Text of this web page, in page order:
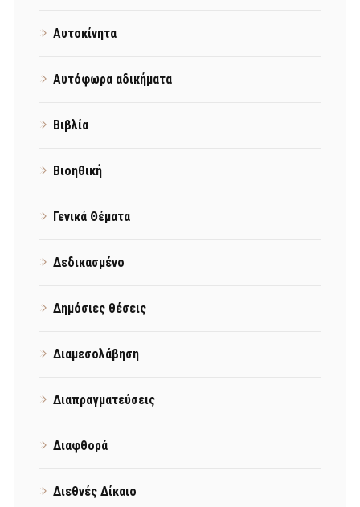
Αυτοκίνητα
Αυτόφωρα αδικήματα
Βιβλία
Βιοηθική
Γενικά Θέματα
Δεδικασμένο
Δημόσιες θέσεις
Διαμεσολάβηση
Διαπραγματεύσεις
Διαφθορά
Διεθνές Δίκαιο